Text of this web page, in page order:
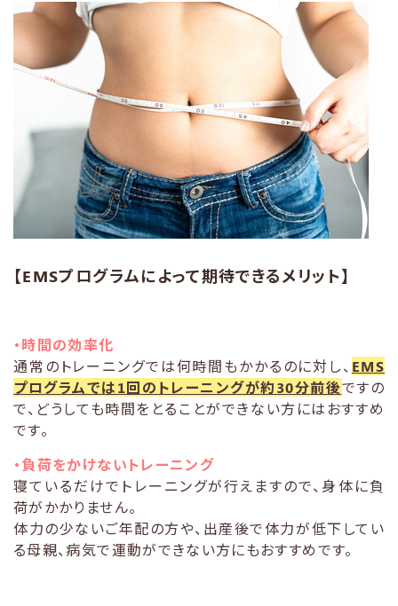
【EMSプログラムによって期待できるメリット】
・時間の効率化
通常のトレーニングでは何時間もかかるのに対し、 EMS
プログラムでは1回のトレーニングが約30分前後ですの
で、どうしても時間をとることができない方にはおすすめ
です。
・負荷をかけないトレーニング
寝ているだけでトレーニングが行えますので、身体に負
荷がかかりません。
体力の少ないご年配の方や、出産後で体力が低下してい
る母親、病気で運動ができない方にもおすすめです。